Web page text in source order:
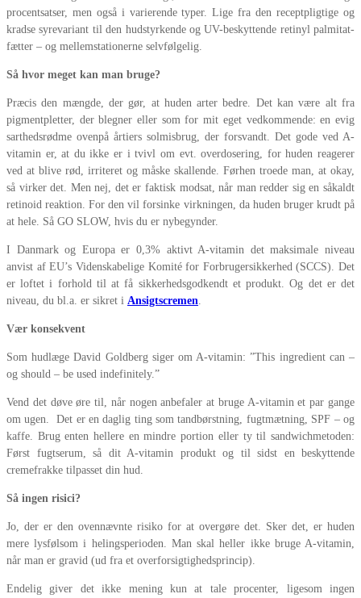
procentsatser, men også i varierende typer. Lige fra den receptpligtige og
kradse syrevariant til den hudstyrkende og UV-beskyttende retinyl palmitat-
fætter – og mellemstationerne selvfølgelig.
Så hvor meget kan man bruge?
Præcis den mængde, der gør, at huden arter bedre. Det kan være alt fra
pigmentpletter, der blegner eller som for mit eget vedkommende: en evig
sarthedsrødme ovenpå årtiers solmisbrug, der forsvandt. Det gode ved A-
vitamin er, at du ikke er i tvivl om evt. overdosering, for huden reagerer
ved at blive rød, irriteret og måske skallende. Førhen troede man, at okay,
så virker det. Men nej, det er faktisk modsat, når man redder sig en såkaldt
retinoid reaktion. For den vil forsinke virkningen, da huden bruger krudt på
at hele. Så GO SLOW, hvis du er nybegynder.
I Danmark og Europa er 0,3% aktivt A-vitamin det maksimale niveau
anvist af EU’s Videnskabelige Komité for Forbrugersikkerhed (SCCS). Det
er loftet i forhold til at få sikkerhedsgodkendt et produkt. Og det er det
niveau, du bl.a. er sikret i Ansigtscremen.
Vær konsekvent
Som hudlæge David Goldberg siger om A-vitamin: ”This ingredient can –
og should – be used indefinitely.”
Vend det døve øre til, når nogen anbefaler at bruge A-vitamin et par gange
om ugen. Det er en daglig ting som tandbørstning, fugtmætning, SPF – og
kaffe. Brug enten hellere en mindre portion eller ty til sandwichmetoden:
Først fugtserum, så dit A-vitamin produkt og til sidst en beskyttende
cremefrakke tilpasset din hud.
Så ingen risici?
Jo, der er den ovennævnte risiko for at overgøre det. Sker det, er huden
mere lysfølsom i helingsperioden. Man skal heller ikke bruge A-vitamin,
når man er gravid (ud fra et overforsigtighedsprincip).
Endelig giver det ikke mening kun at tale procenter, ligesom ingen